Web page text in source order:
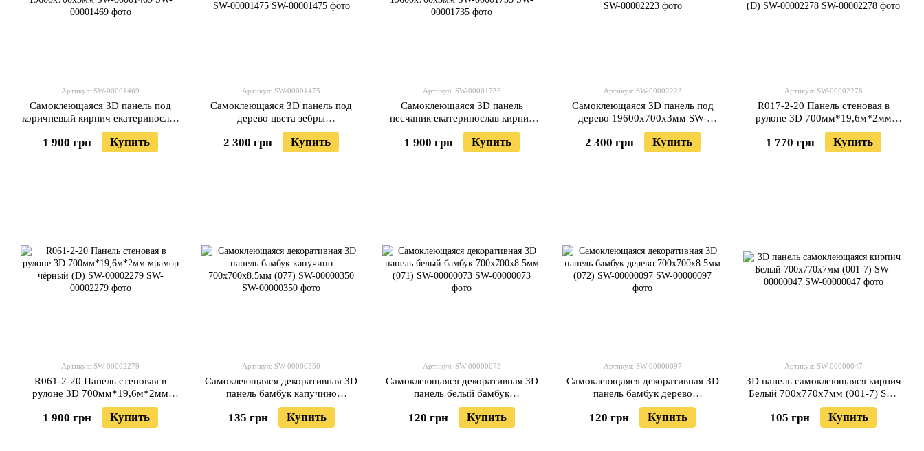
Артикул: SW-00001469
Самоклеющаяся 3D панель под
коричневый кирпич екатеринослав
19600х700х3мм SW-00001469
1 900 грн Купить
Артикул: SW-00001475
Самоклеющаяся 3D панель под
дерево цвета зебры
19600х700х3мм SW-00001475
2 300 грн Купить
Артикул: SW-00001735
Самоклеющаяся 3D панель
песчаник екатеринослав кирпич
19600х700х3мм SW-00001735
1 900 грн Купить
Артикул: SW-00002223
Самоклеющаяся 3D панель под
дерево 19600х700х3мм SW-
00002223
2 300 грн Купить
Артикул: SW-00002278
R017-2-20 Панель стеновая в
рулоне 3D 700мм*19,6м*2мм
серебро (D) SW-00002278
1 770 грн Купить
Артикул: SW-00002279
R061-2-20 Панель стеновая в
рулоне 3D 700мм*19,6м*2мм
мрамор чёрный (D) SW-00002279
1 900 грн Купить
Артикул: SW-00000350
Самоклеющаяся декоративная 3D
панель бамбук капучино
700x700x8.5мм (077) SW-
00000350
135 грн Купить
Артикул: SW-00000073
Самоклеющаяся декоративная 3D
панель белый бамбук
700x700x8.5мм (071) SW-
00000073
120 грн Купить
Артикул: SW-00000097
Самоклеющаяся декоративная 3D
панель бамбук дерево
700x700x8.5мм (072) SW-
00000097
120 грн Купить
Артикул: SW-00000047
3D панель самоклеющаяся кирпич
Белый 700x770x7мм (001-7) SW-
00000047
105 грн Купить